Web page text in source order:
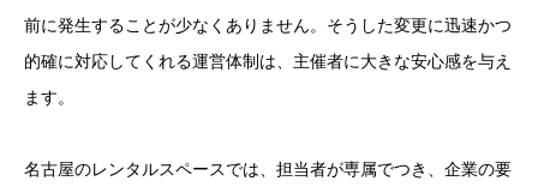
前に発生することが少なくありません。そうした変更に迅速かつ
的確に対応してくれる運営体制は、主催者に大きな安心感を与え
ます。
名古屋のレンタルスペースでは、担当者が専属でつき、企業の要